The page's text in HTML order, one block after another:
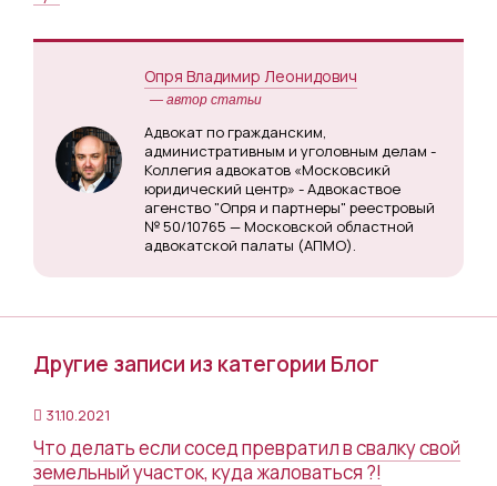
Опря Владимир Леонидович
— автор статьи
Адвокат по гражданским,
административным и уголовным делам -
Коллегия адвокатов «Московсикй
юридический центр» - Адвокаствое
агенство "Опря и партнеры" реестровый
№ 50/10765 — Московской областной
адвокатской палаты (АПМО).
Другие записи из категории Блог
31.10.2021
Что делать если сосед превратил в свалку свой
земельный участок, куда жаловаться ?!